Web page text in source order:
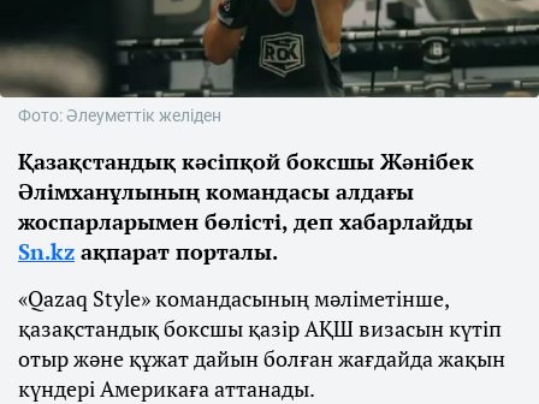
Фото: Әлеуметтік желіден
Қазақстандық кәсіпқой боксшы Жәнібек
Әлімханұлының командасы алдағы
жоспарларымен бөлісті, деп хабарлайды
Sn.kz ақпарат порталы.
«Qazaq Style» командасының мәліметінше,
қазақстандық боксшы қазір АҚШ визасын күтіп
отыр және құжат дайын болған жағдайда жақын
күндері Америкаға аттанады.